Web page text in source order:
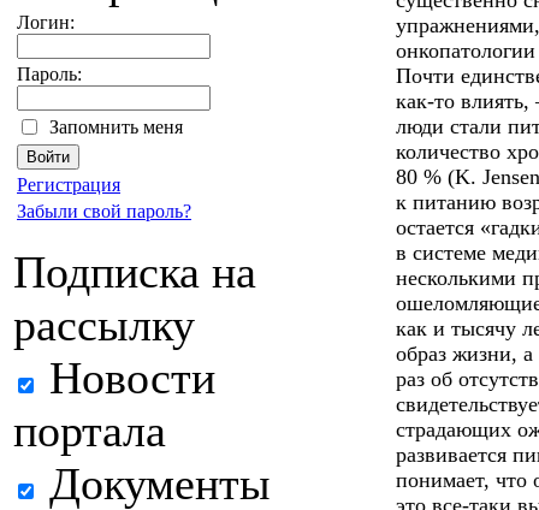
Логин:
Пароль:
Запомнить меня
Регистрация
Забыли свой пароль?
Подписка на
рассылку
Новости
портала
Документы
Почти
как-то
люди стали
количество
80 % (K.
к питанию
остается
в системе
несколькими
как и тысячу
образ жизни,
раз об
страдающих
развивается
понимает, что